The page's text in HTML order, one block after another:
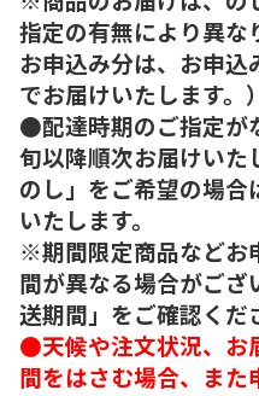
指定の有無により異な
お申込み分は、お申
でお届けいたします。）
●配達時期のご指定が
旬以降順次お届けいた
のし」をご希望の場
いたします。
※期間限定商品などお
間が異なる場合がござ
送期間」をご確認くだ
●天候や注文状況、お
間をはさむ場合、また